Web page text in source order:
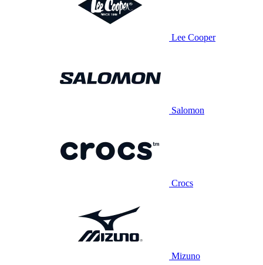
Lee Cooper
Salomon
Crocs
Mizuno